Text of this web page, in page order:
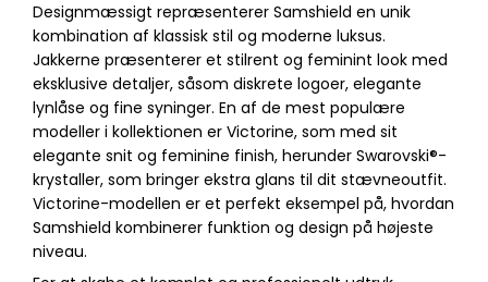
Designmæssigt repræsenterer Samshield en unik
kombination af klassisk stil og moderne luksus.
Jakkerne præsenterer et stilrent og feminint look med
eksklusive detaljer, såsom diskrete logoer, elegante
lynlåse og fine syninger. En af de mest populære
modeller i kollektionen er Victorine, som med sit
elegante snit og feminine finish, herunder Swarovski®-
krystaller, som bringer ekstra glans til dit stævneoutfit.
Victorine-modellen er et perfekt eksempel på, hvordan
Samshield kombinerer funktion og design på højeste
niveau.